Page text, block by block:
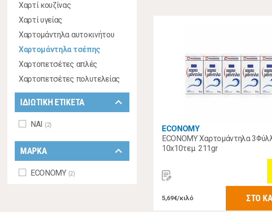
Χαρτί κουζίνας
Χαρτί υγείας
Χαρτομάντηλα αυτοκινήτου
Χαρτομάντηλα τσέπης
Χαρτοπετσέτες απλές
Χαρτοπετσέτες πολυτελείας
ΙΔΙΩΤΙΚΗ ΕΤΙΚΕΤΑ keyboard_arrow_down
ΝΑΙ (2)
ΜΑΡΚΑ keyboard_arrow_down
ECONOMY (2)
ECONOMY
ECONOMY Χαρτομάντηλα
10x10τεμ. 211gr
5,69€/κιλό ΣΤΟ